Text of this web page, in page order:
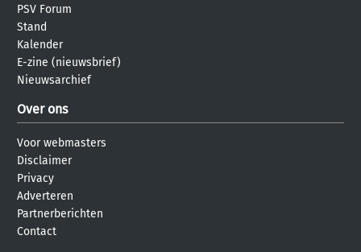
PSV Forum
Stand
Kalender
E-zine (nieuwsbrief)
Nieuwsarchief
Over ons
Voor webmasters
Disclaimer
Privacy
Adverteren
Partnerberichten
Contact